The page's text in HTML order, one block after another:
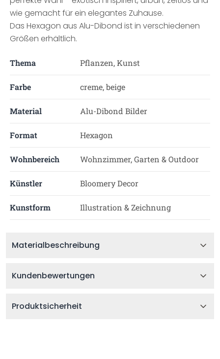
wie gemacht für ein elegantes Zuhause.
Das Hexagon aus Alu-Dibond ist in verschiedenen
Größen erhältlich.
Thema Pflanzen, Kunst
Farbe creme, beige
Material Alu-Dibond Bilder
Format Hexagon
Wohnbereich Wohnzimmer, Garten & Outdoor
Künstler Bloomery Decor
Kunstform Illustration & Zeichnung
Materialbeschreibung
Kundenbewertungen
Produktsicherheit